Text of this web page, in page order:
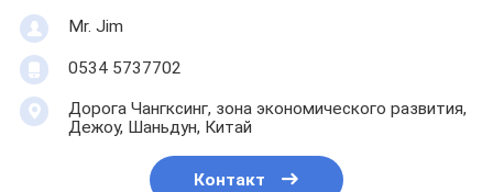
Mr. Jim
0534 5737702
Дорога Чангксинг, зона экономического развития,
Дежоу, Шаньдун, Китай
Контакт